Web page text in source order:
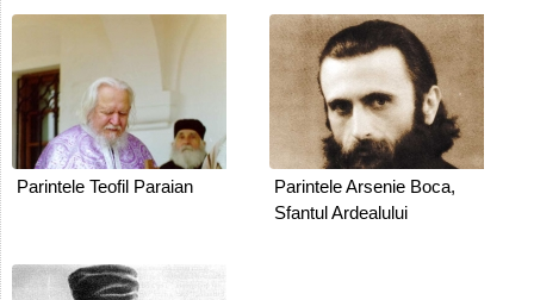
Parintele Teofil Paraian
Parintele Arsenie Boca,
Sfantul Ardealului